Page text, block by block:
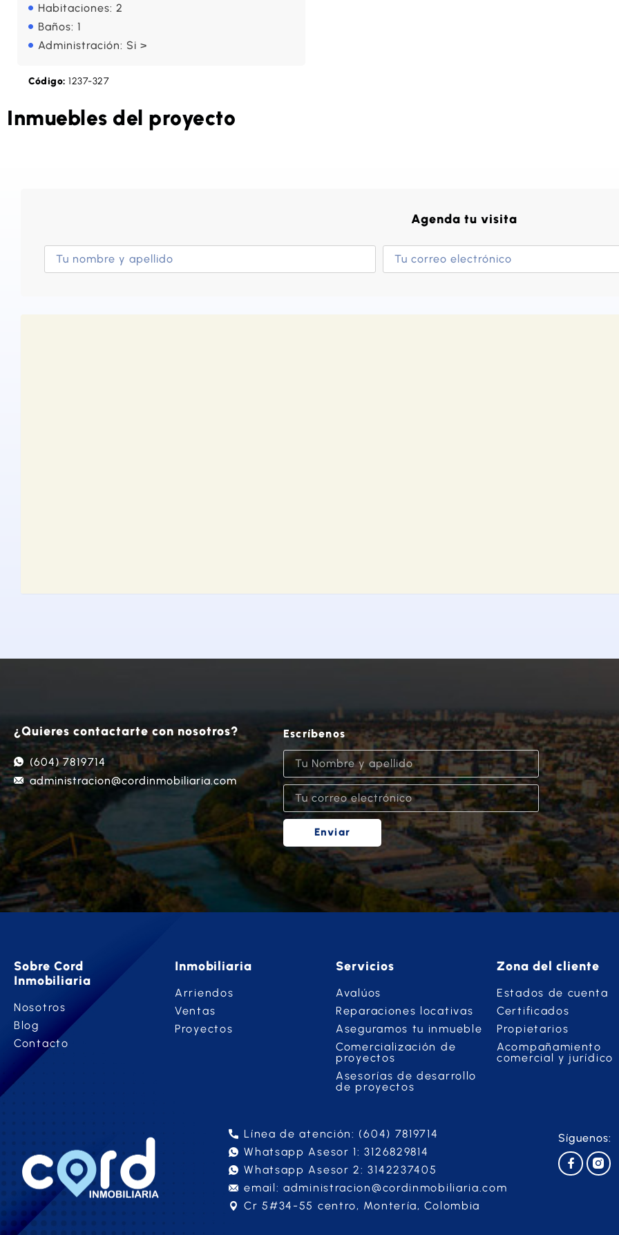
Habitaciones: 2
Baños: 1
Administración: Si >
Código: 1237-327
Inmuebles del proyecto
Agenda tu visita
¿Quieres contactarte con nosotros?
(604) 7819714
administracion@cordinmobiliaria.com
Escríbenos
Enviar
Sobre Cord
Inmobiliaria
Nosotros
Blog
Contacto
Inmobiliaria
Arriendos
Ventas
Proyectos
Servicios
Avalúos
Reparaciones locativas
Aseguramos tu inmueble
Comercialización de
proyectos
Asesorías de desarrollo
de proyectos
Zona del cliente
Estados de cuenta
Certificados
Propietarios
Acompañamiento
comercial y jurídico
Línea de atención: (604) 7819714
Whatsapp Asesor 1: 3126829814
Whatsapp Asesor 2: 3142237405
email: administracion@cordinmobiliaria.com
Cr 5#34-55 centro, Montería, Colombia
Síguenos: